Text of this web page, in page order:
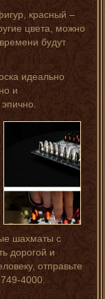
красный –
цвета, можно
будут
идеально
и
шахматы с
дорогой и
отправьте
4000.